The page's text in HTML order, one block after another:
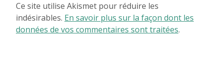
Ce site utilise Akismet pour réduire les
indésirables. En savoir plus sur la façon dont les
données de vos commentaires sont traitées.